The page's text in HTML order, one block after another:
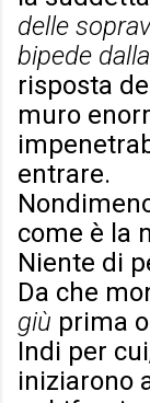
delle
bipede
risposta
muro
entrare.
come è la
Niente di
Da che
giù prima
Indi per
iniziarono